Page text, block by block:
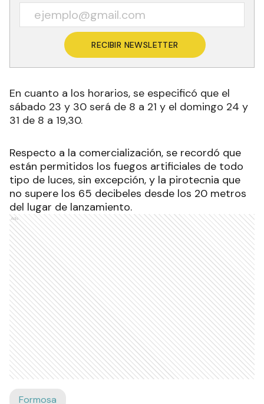
RECIBIR NEWSLETTER
En cuanto a los horarios, se especificó que el
sábado 23 y 30 será de 8 a 21 y el domingo 24 y
31 de 8 a 19,30.
Respecto a la comercialización, se recordó que
están permitidos los fuegos artificiales de todo
tipo de luces, sin excepción, y la pirotecnia que
no supere los 65 decibeles desde los 20 metros
del lugar de lanzamiento.
Ads
Formosa